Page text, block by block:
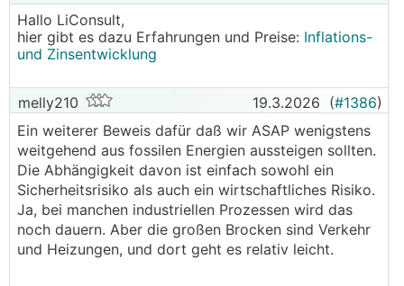
Hallo LiConsult,
hier gibt es dazu Erfahrungen und Preise: Inflations-
und Zinsentwicklung
melly210 19.3.2026 (#1386)
Ein weiterer Beweis dafür daß wir ASAP wenigstens
weitgehend aus fossilen Energien aussteigen sollten.
Die Abhängigkeit davon ist einfach sowohl ein
Sicherheitsrisiko als auch ein wirtschaftliches Risiko.
Ja, bei manchen industriellen Prozessen wird das
noch dauern. Aber die großen Brocken sind Verkehr
und Heizungen, und dort geht es relativ leicht.